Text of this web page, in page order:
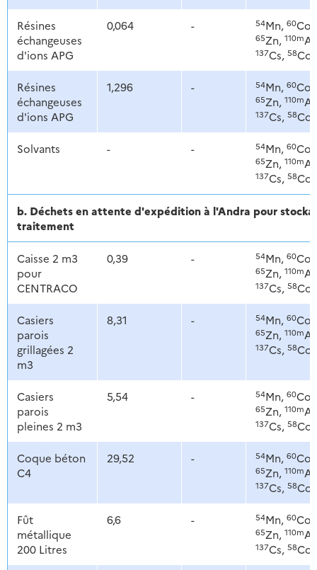
Résines
échangeuses
d'ions APG
0,064 - 54Mn, 60Co,
65Zn, 110m
137Cs, 58Co
Résines
échangeuses
d'ions APG
1,296 - 54Mn, 60Co,
65Zn, 110m
137Cs, 58Co
Solvants - - 54Mn, 60Co,
65Zn, 110m
137Cs, 58Co
b. Déchets en attente d'expédition à l'Andra pour
traitement
Caisse 2 m3
pour
CENTRACO
0,39 - 54Mn, 60Co,
65Zn, 110m
137Cs, 58Co
Casiers
parois
grillagées 2
m3
8,31 - 54Mn, 60Co,
65Zn, 110m
137Cs, 58Co
Casiers
parois
pleines 2 m3
5,54 - 54Mn, 60Co,
65Zn, 110m
137Cs, 58Co
Coque béton
C4
29,52 - 54Mn, 60Co,
65Zn, 110m
137Cs, 58Co
Fût
métallique
200 Litres
6,6 - 54Mn, 60Co,
65Zn, 110m
137Cs, 58Co